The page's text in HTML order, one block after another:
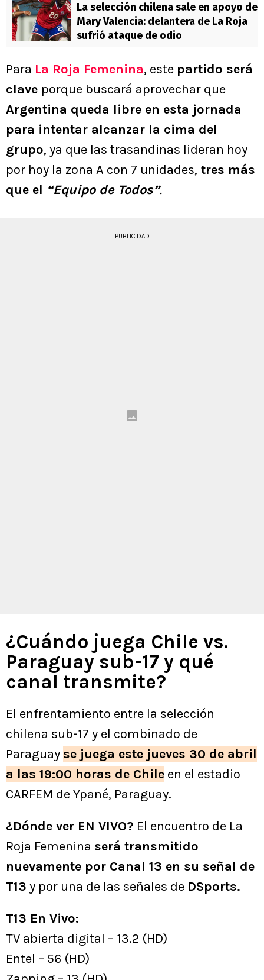
La selección chilena sale en apoyo de
Mary Valencia: delantera de La Roja
sufrió ataque de odio
Para La Roja Femenina, este partido será
clave porque buscará aprovechar que
Argentina queda libre en esta jornada
para intentar alcanzar la cima del
grupo, ya que las trasandinas lideran hoy
por hoy la zona A con 7 unidades, tres más
que el “Equipo de Todos”.
PUBLICIDAD
¿Cuándo juega Chile vs.
Paraguay sub-17 y qué
canal transmite?
El enfrentamiento entre la selección
chilena sub-17 y el combinado de
Paraguay se juega este jueves 30 de abril
a las 19:00 horas de Chile en el estadio
CARFEM de Ypané, Paraguay.
¿Dónde ver EN VIVO? El encuentro de La
Roja Femenina será transmitido
nuevamente por Canal 13 en su señal de
T13 y por una de las señales de DSports.
T13 En Vivo:
TV abierta digital – 13.2 (HD)
Entel – 56 (HD)